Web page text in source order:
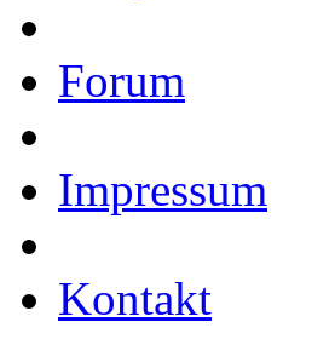
Forum
Impressum
Kontakt